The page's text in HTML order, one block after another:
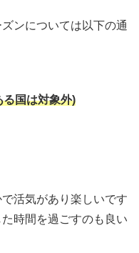
ンについては以下の通
る国は対象外)
活気があり楽しいです
時間を過ごすのも良い